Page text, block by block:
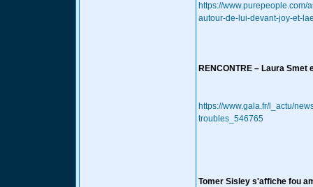
https://
autour-de-lui-devant-joy-et-
RENCONTRE – Laura
https://www.gala.fr/l_actu/
troubles_546765
Tomer Sisley s'affiche fou